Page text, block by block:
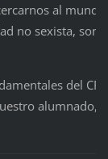
al
no sexista, son
del
alumnado,